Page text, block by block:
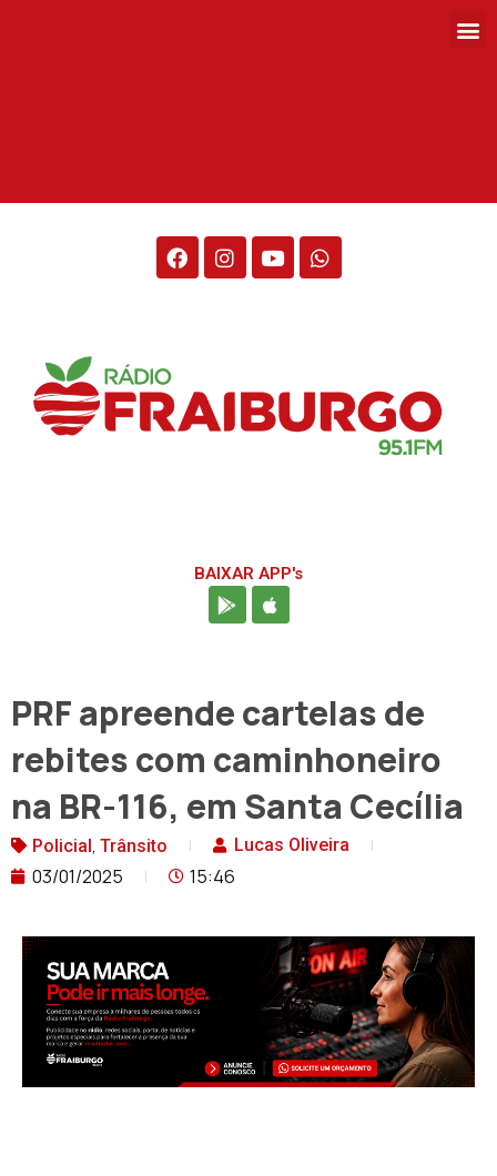
BAIXAR APP's
PRF apreende cartelas de
rebites com caminhoneiro
na BR-116, em Santa Cecília
Policial , Trânsito Lucas Oliveira
03/01/2025 15:46